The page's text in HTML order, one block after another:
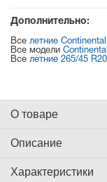
Дополнительно:
Все летние
Все модели
Все летние 265/45 R20
О товаре
Описание
Характеристики